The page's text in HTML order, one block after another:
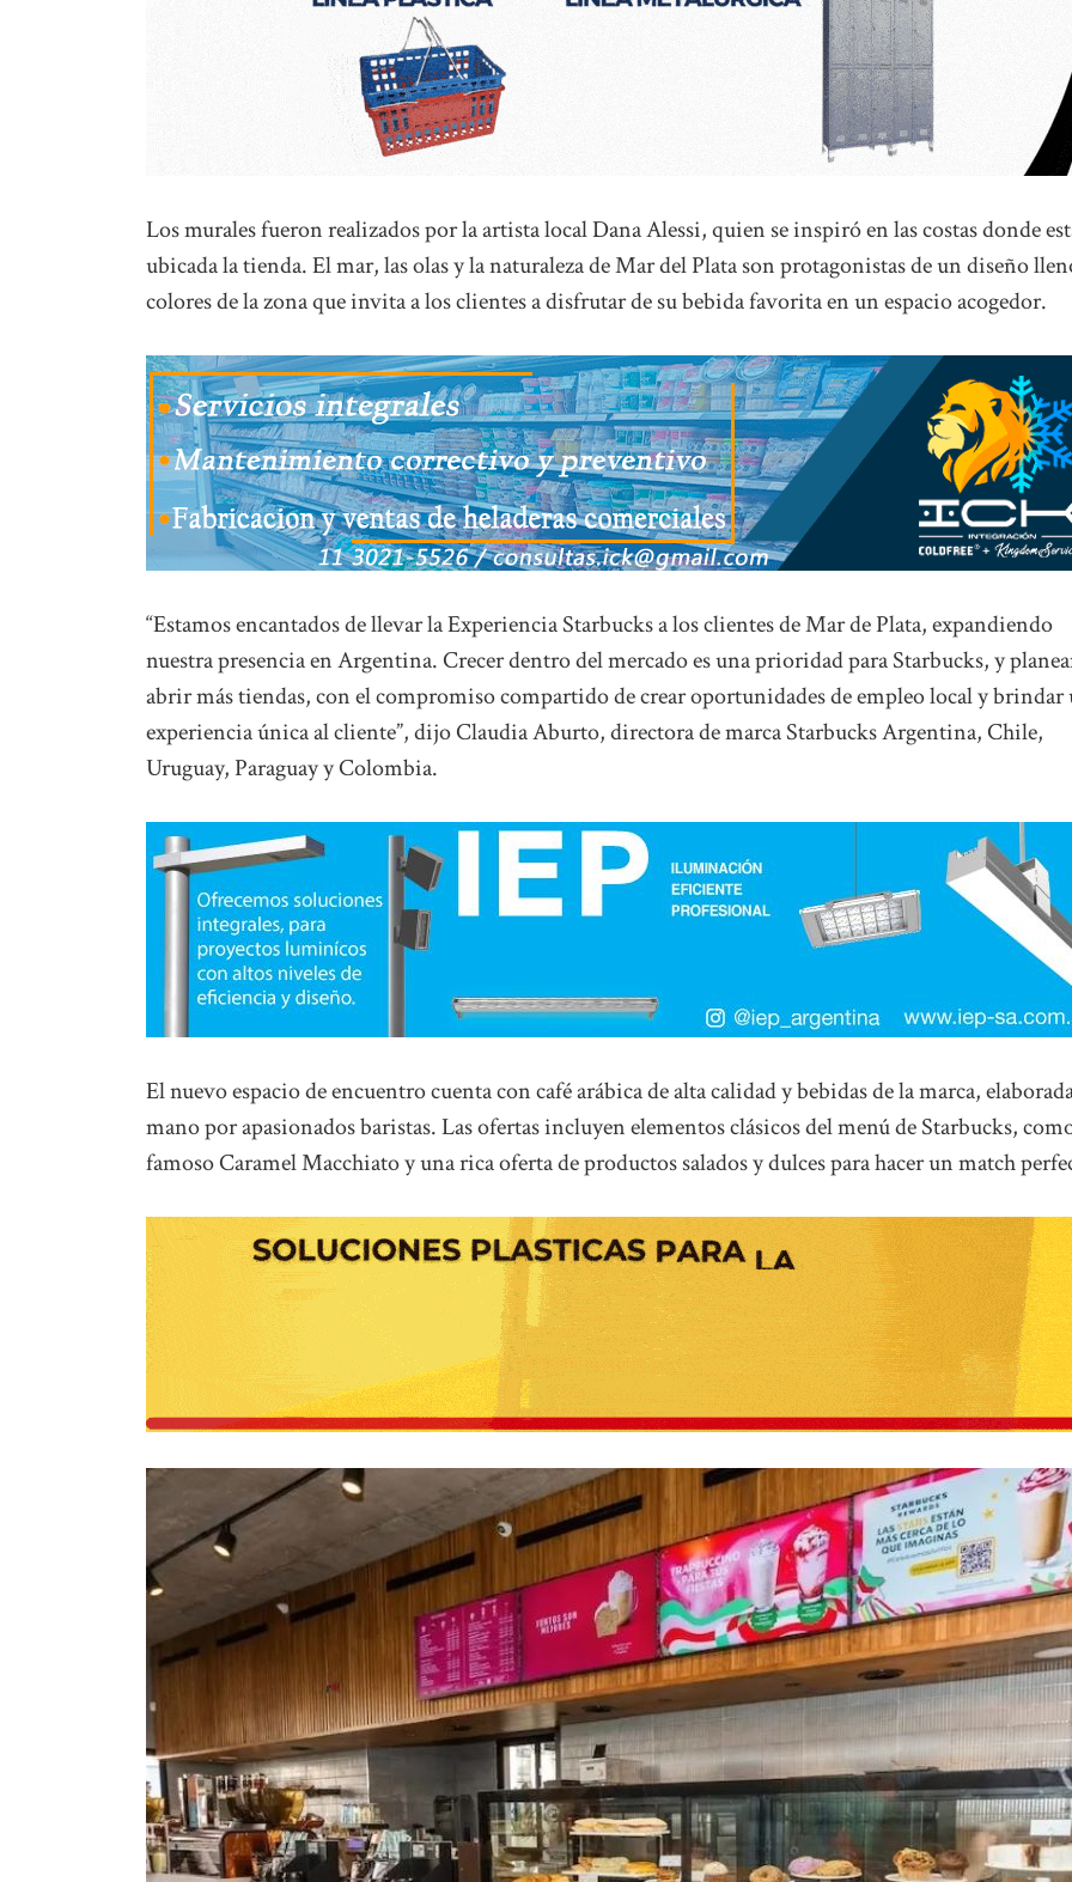
Los murales fueron realizados por la artista local Dana Alessi, quien se inspiró en las costas donde
ubicada la tienda. El mar, las olas y la naturaleza de Mar del Plata son protagonistas de un diseño
colores de la zona que invita a los clientes a disfrutar de su bebida favorita en un espacio acogedor.
“Estamos encantados de llevar la Experiencia Starbucks a los clientes de Mar de Plata, expandiendo
nuestra presencia en Argentina. Crecer dentro del mercado es una prioridad para Starbucks, y
abrir más tiendas, con el compromiso compartido de crear oportunidades de empleo local y brindar
experiencia única al cliente”, dijo Claudia Aburto, directora de marca Starbucks Argentina, Chile,
Uruguay, Paraguay y Colombia.
El nuevo espacio de encuentro cuenta con café arábica de alta calidad y bebidas de la marca,
mano por apasionados baristas. Las ofertas incluyen elementos clásicos del menú de Starbucks,
famoso Caramel Macchiato y una rica oferta de productos salados y dulces para hacer un match